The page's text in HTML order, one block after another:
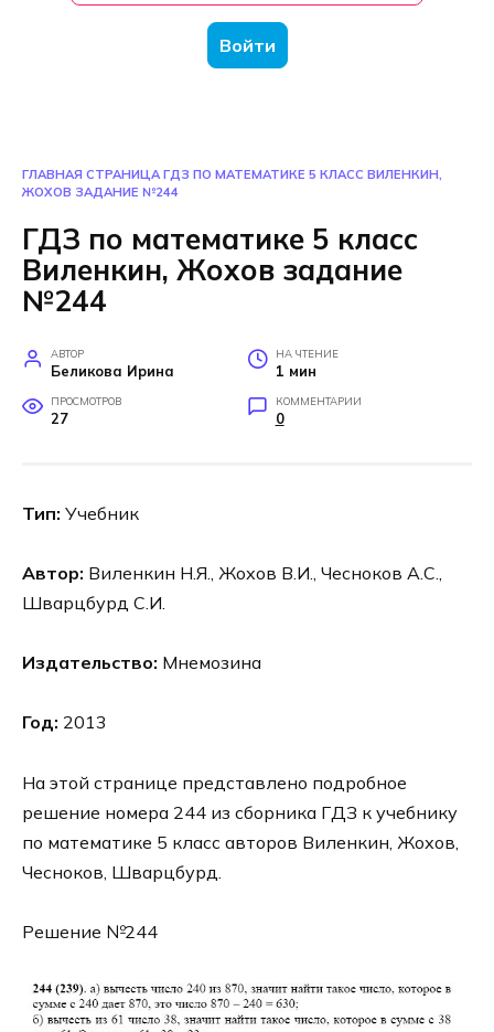
Войти
ГЛАВНАЯ СТРАНИЦА ГДЗ ПО МАТЕМАТИКЕ 5 КЛАСС ВИЛЕНКИН,
ЖОХОВ ЗАДАНИЕ №244
ГДЗ по математике 5 класс
Виленкин, Жохов задание
№244
АВТОР
Беликова Ирина
НА ЧТЕНИЕ
1 мин
ПРОСМОТРОВ
27
КОММЕНТАРИИ
0
Тип: Учебник
Автор: Виленкин Н.Я., Жохов В.И., Чесноков А.С.,
Шварцбурд С.И.
Издательство: Мнемозина
Год: 2013
На этой странице представлено подробное
решение номера 244 из сборника ГДЗ к учебнику
по математике 5 класс авторов Виленкин, Жохов,
Чесноков, Шварцбурд.
Решение №244